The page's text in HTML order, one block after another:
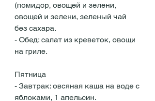
(помидор, овощей и зелени,
овощей и зелени, зеленый чай
без сахара.
- Обед: салат из креветок, овощи
на гриле.
Пятница
- Завтрак: овсяная каша на воде с
яблоками, 1 апельсин.